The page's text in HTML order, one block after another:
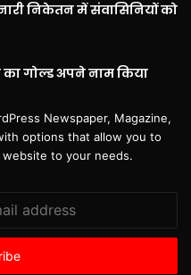
निकेतन में संवासिनियों को
गोल्ड अपने नाम किया
Newspaper, Magazine,
options that allow you to
to your needs.